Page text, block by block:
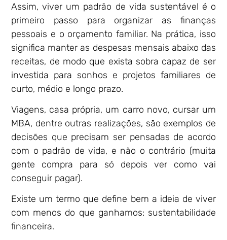
Assim, viver um padrão de vida sustentável é o
primeiro passo para organizar as finanças
pessoais e o orçamento familiar. Na prática, isso
significa manter as despesas mensais abaixo das
receitas, de modo que exista sobra capaz de ser
investida para sonhos e projetos familiares de
curto, médio e longo prazo.
Viagens, casa própria, um carro novo, cursar um
MBA, dentre outras realizações, são exemplos de
decisões que precisam ser pensadas de acordo
com o padrão de vida, e não o contrário (muita
gente compra para só depois ver como vai
conseguir pagar).
Existe um termo que define bem a ideia de viver
com menos do que ganhamos: sustentabilidade
financeira.